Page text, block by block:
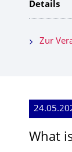
Details
Zur
What